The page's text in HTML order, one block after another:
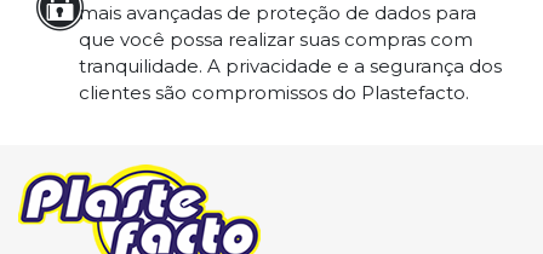
mais avançadas de proteção de dados para
que você possa realizar suas compras com
tranquilidade. A privacidade e a segurança dos
clientes são compromissos do Plastefacto.